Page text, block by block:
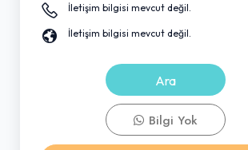
İletişim bilgisi mevcut değil.
İletişim bilgisi mevcut değil.
Ara
Bilgi Yok